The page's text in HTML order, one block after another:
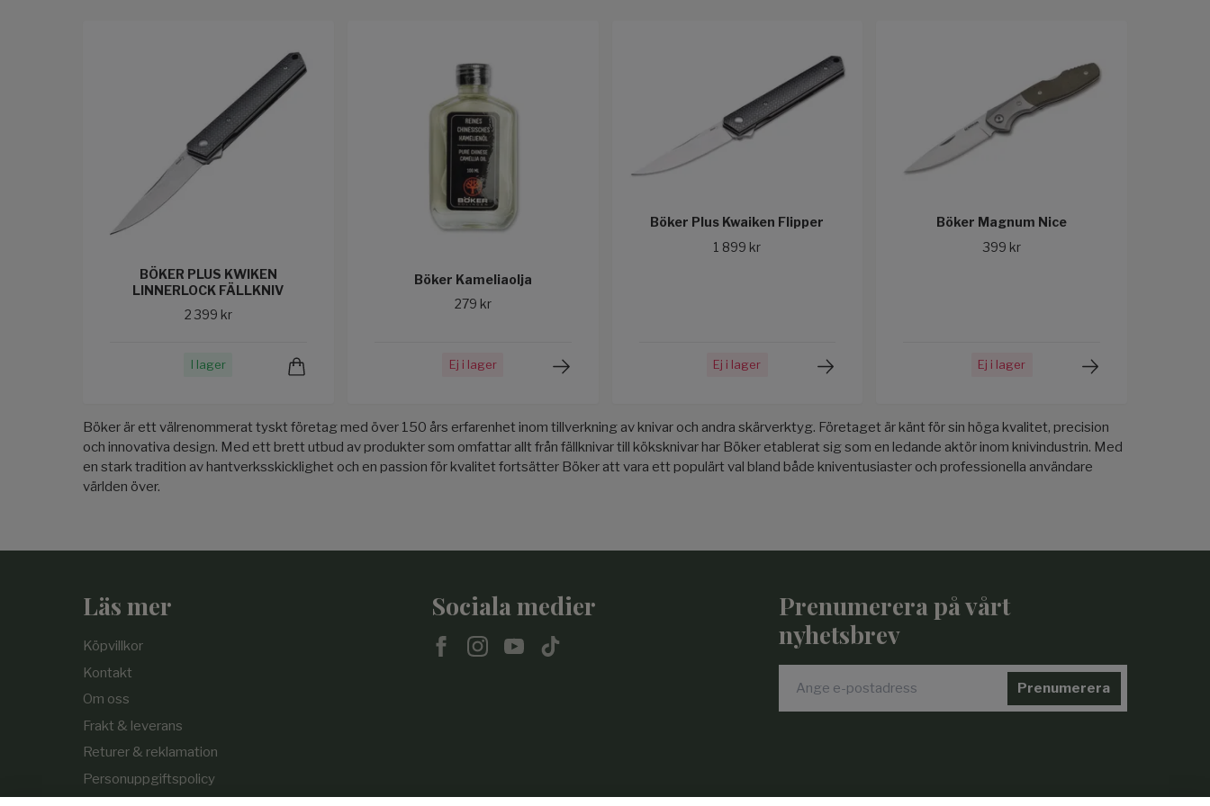
BÖKER PLUS KWIKEN
LINNERLOCK FÄLLKNIV
2 399 kr
I lager
Böker Kameliaolja
279 kr
Ej i lager
Böker Plus Kwaiken Flipper
1 899 kr
Ej i lager
Böker Magnum Nice
399 kr
Ej i lager
Böker är ett välrenommerat tyskt företag med över 150 års erfarenhet inom tillverkning av knivar och andra skärverktyg. Företaget är känt för sin höga kvalitet, precision
och innovativa design. Med ett brett utbud av produkter som omfattar allt från fällknivar till köksknivar har Böker etablerat sig som en ledande aktör inom knivindustrin. Med
en stark tradition av hantverksskicklighet och en passion för kvalitet fortsätter Böker att vara ett populärt val bland både kniventusiaster och professionella användare
världen över.
Läs mer
Köpvillkor
Kontakt
Om oss
Frakt & leverans
Returer & reklamation
Personuppgiftspolicy
Sociala medier
Prenumerera på vårt
nyhetsbrev
Prenumerera